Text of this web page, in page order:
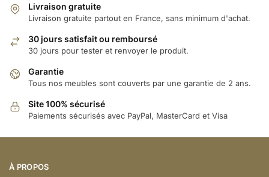
Livraison gratuite
Livraison gratuite partout en France, sans minimum d'achat.
30 jours satisfait ou remboursé
30 jours pour tester et renvoyer le produit.
Garantie
Tous nos meubles sont couverts par une garantie de 2 ans.
Site 100% sécurisé
Paiements sécurisés avec PayPal, MasterCard et Visa
À PROPOS